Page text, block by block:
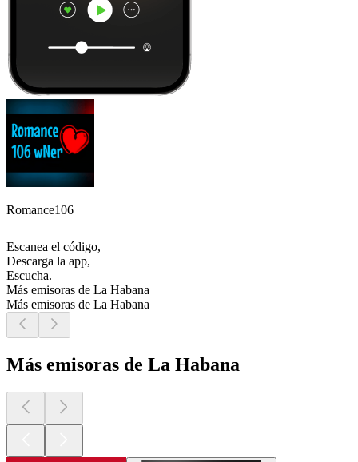
Romance106
Escanea el código,
Descarga la app,
Escucha.
Más emisoras de La Habana
Más emisoras de La Habana
Más emisoras de La Habana